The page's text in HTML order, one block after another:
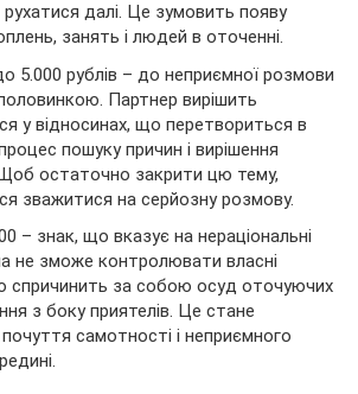
рухатися далі. Це зумовить появу
занять і людей в оточенні.
5.000 рублів – до неприємної розмови
Партнер вирішить
у відносинах, що перетвориться в
пошуку причин і вирішення
остаточно закрити цю тему,
зважитися на серйозну розмову.
– знак, що вказує на нераціональні
не зможе контролювати власні
спричинить за собою осуд оточуючих
з боку приятелів. Це стане
самотності і неприємного